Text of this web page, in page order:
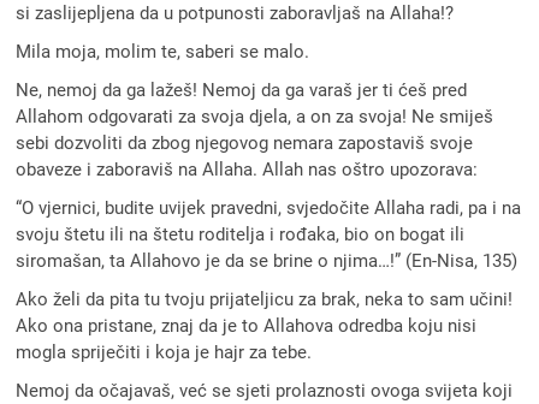
si zaslijepljena da u potpunosti zaboravljaš na Allaha!?
Mila moja, molim te, saberi se malo.
Ne, nemoj da ga lažeš! Nemoj da ga varaš jer ti ćeš pred
Allahom odgovarati za svoja djela, a on za svoja! Ne smiješ
sebi dozvoliti da zbog njegovog nemara zapostaviš svoje
obaveze i zaboraviš na Allaha. Allah nas oštro upozorava:
“O vjernici, budite uvijek pravedni, svjedočite Allaha radi, pa i na
svoju štetu ili na štetu roditelja i rođaka, bio on bogat ili
siromašan, ta Allahovo je da se brine o njima…!” (En-Nisa, 135)
Ako želi da pita tu tvoju prijateljicu za brak, neka to sam učini!
Ako ona pristane, znaj da je to Allahova odredba koju nisi
mogla spriječiti i koja je hajr za tebe.
Nemoj da očajavaš, već se sjeti prolaznosti ovoga svijeta koji